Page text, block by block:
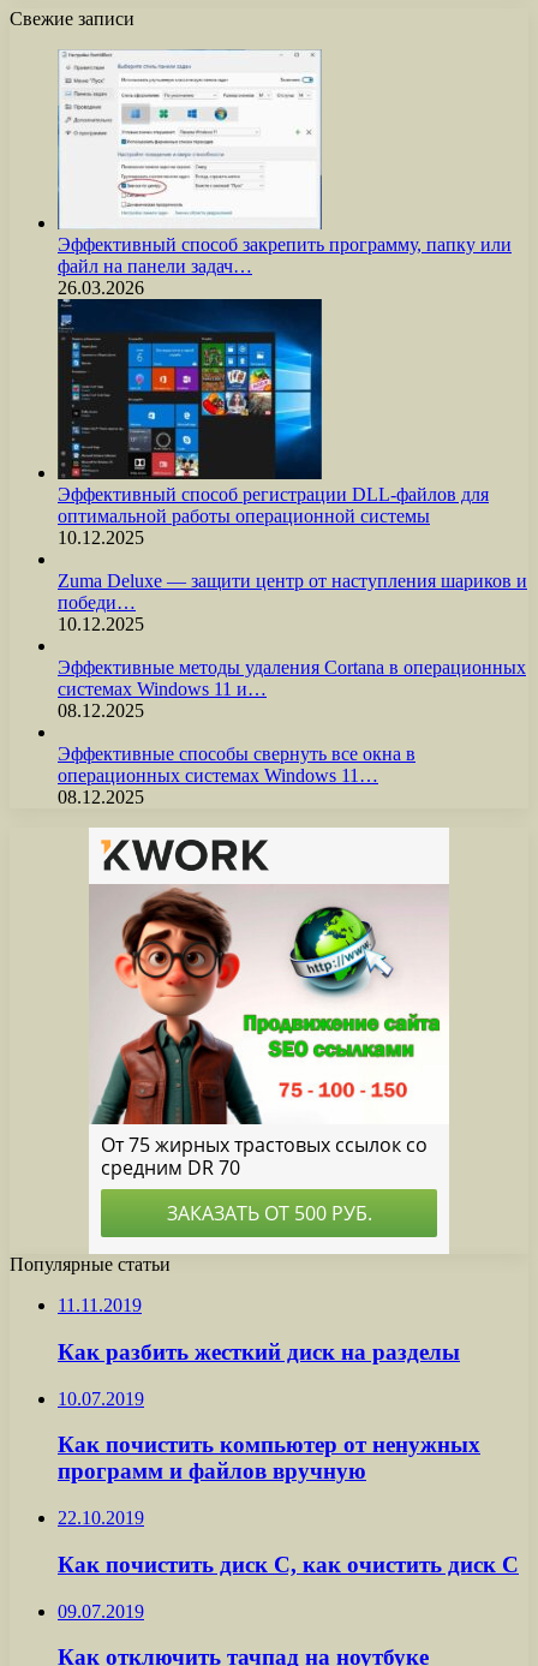
Свежие записи
Эффективный способ закрепить программу, папку или
файл на панели задач…
26.03.2026
Эффективный способ регистрации DLL-файлов для
оптимальной работы операционной системы
10.12.2025
Zuma Deluxe — защити центр от наступления шариков и
победи…
10.12.2025
Эффективные методы удаления Cortana в операционных
системах Windows 11 и…
08.12.2025
Эффективные способы свернуть все окна в
операционных системах Windows 11…
08.12.2025
Популярные статьи
11.11.2019
Как разбить жесткий диск на разделы
10.07.2019
Как почистить компьютер от ненужных
программ и файлов вручную
22.10.2019
Как почистить диск С, как очистить диск С
09.07.2019
Как отключить тачпад на ноутбуке